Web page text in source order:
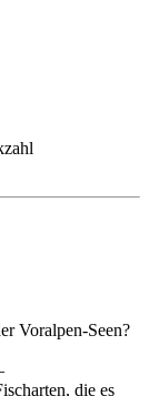
Voralpen-Seen?
die es